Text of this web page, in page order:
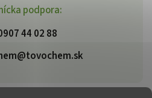
podpora:
44 02 88